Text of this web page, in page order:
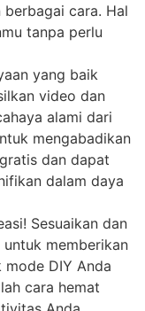
cara. Hal
tanpa perlu
yang baik
video dan
alami dari
mengabadikan
dan dapat
dalam daya
Sesuaikan dan
memberikan
DIY Anda
cara hemat